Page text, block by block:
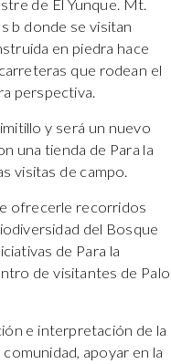
de El Yunque. Mt.
b donde se visitan
en piedra hace
que rodean el
perspectiva.
y será un nuevo
una tienda de Para la
visitas de campo.
ofrecerle recorridos
del Bosque
de Para la
de visitantes de Palo
e interpretación de la
apoyar en la